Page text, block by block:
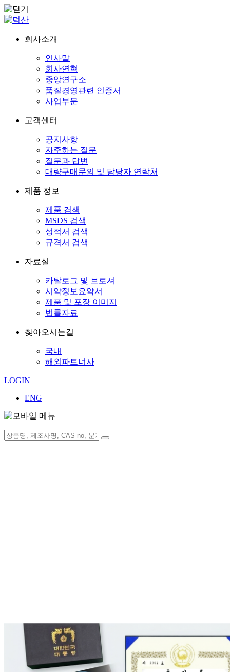
회사소개
인사말
회사연혁
중앙연구소
품질경영관련 인증서
사업부문
고객센터
공지사항
자주하는 질문
질문과 답변
대량구매문의 및 담당자 연락처
제품 정보
제품 검색
MSDS 검색
성적서 검색
규격서 검색
자료실
카탈로그 및 브로셔
시약정보요약서
제품 및 포장 이미지
법률자료
찾아오시는길
국내
해외파트너사
LOGIN
ENG